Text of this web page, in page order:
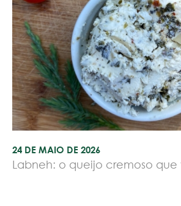
24 DE MAIO DE 2026
Labneh: o queijo cremoso